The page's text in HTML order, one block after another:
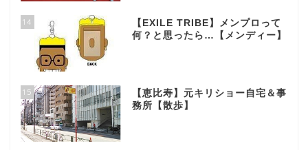
14
【EXILE TRIBE】メンプロって
何？と思ったら…【メンディー】
15
【恵比寿】元キリショー自宅＆事
務所【散歩】